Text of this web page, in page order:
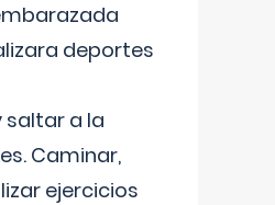
deportes
a la
Caminar,
ejercicios